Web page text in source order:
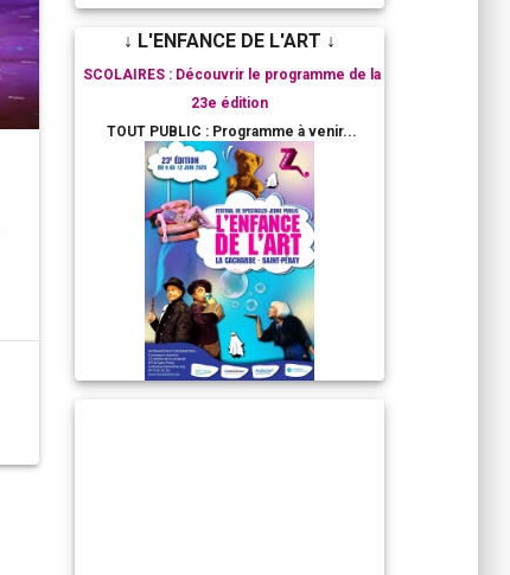
↓ L'ENFANCE DE L'ART ↓
SCOLAIRES : Découvrir le programme de la
23e édition
TOUT PUBLIC : Programme à venir...